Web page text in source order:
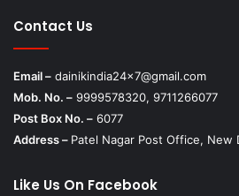
Contact Us
Email – dainikindia24x7@gmail.com
Mob. No. – 9999578320, 9711266077
Post Box No. – 6077
Address – Patel Nagar Post Office, New
Like Us On Facebook